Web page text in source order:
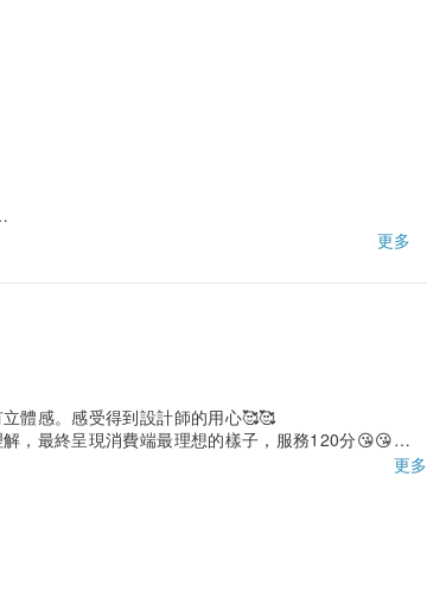
更多
體感。感受得到設計師的用心🥰🥰
，最終呈現消費端最理想的樣子，服務120分😘😘
更多